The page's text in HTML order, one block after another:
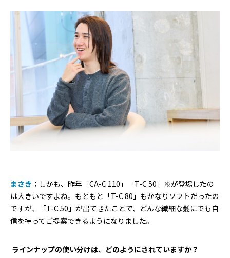
まさき ： しかも、昨年「CA-C 110」「T-C 50」※が登場したの
は大きいですよね。もともと「T-C 80」もかなりソフトだったの
ですが、「T-C 50」が出てきたことで、どんな繊細な髪にでも自
信を持ってご提案できるようになりました。
―― ラインナップの使い分けは、どのようにされていますか？